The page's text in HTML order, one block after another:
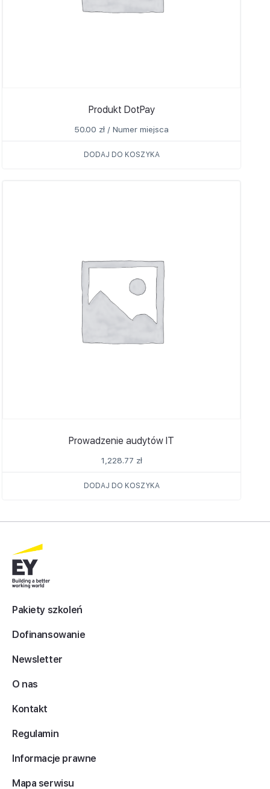
Produkt DotPay
50.00 zł / Numer miejsca
DODAJ DO KOSZYKA
Prowadzenie audytów IT
1,228.77 zł
DODAJ DO KOSZYKA
Pakiety szkoleń
Dofinansowanie
Newsletter
O nas
Kontakt
Regulamin
Informacje prawne
Mapa serwisu